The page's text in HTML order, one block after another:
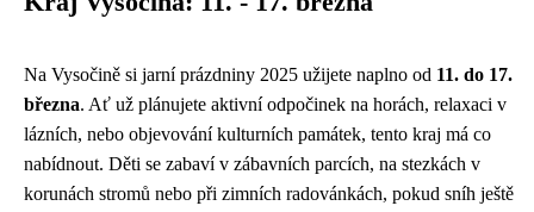
Na Vysočině si jarní prázdniny 2025 užijete naplno od 11. do 17.
března. Ať už plánujete aktivní odpočinek na horách, relaxaci v
lázních, nebo objevování kulturních památek, tento kraj má co
nabídnout. Děti se zabaví v zábavních parcích, na stezkách v
korunách stromů nebo při zimních radovánkách, pokud sníh ještě